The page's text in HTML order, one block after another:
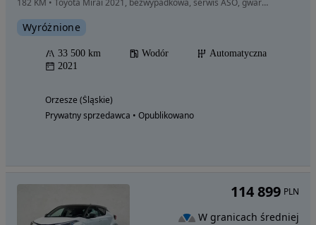
182 KM • Toyota Mirai 2021, bezwypadkowa, serwis ASO, gwarancja
Wyróżnione
33 500 km Wodór
Automatyczna
2021
Orzesze (Śląskie)
Prywatny sprzedawca • Opublikowano
114 899 PLN
W granicach średniej